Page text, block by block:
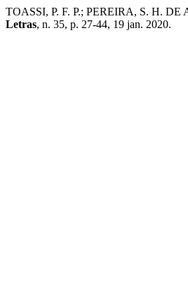
TOASSI, P. F. P.; PEREIRA, S. H.
Letras, n. 35, p. 27-44, 19 jan. 2020.